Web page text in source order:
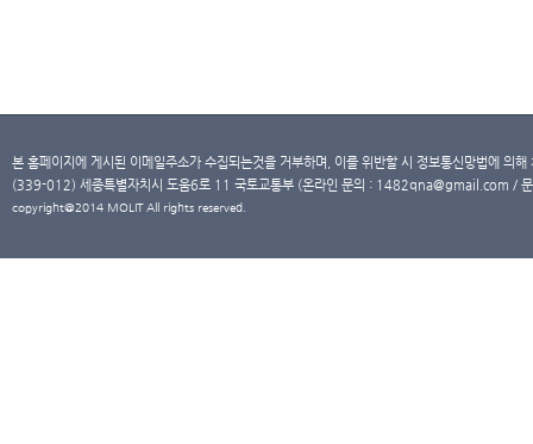
본 홈페이지에 게시된 이메일주소가 수집되는것을 거부하며, 이를 위반할 시 정보통신망법에 의
(339-012) 세종특별자치시 도움6로 11 국토교통부 (온라인 문의 : 1482qna@gmail.com /
copyright@2014 MOLIT All rights reserved.